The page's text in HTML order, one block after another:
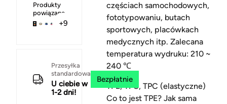
Produkty
powiązane
+9
Przesyłka
standardowa
U ciebie w
1-2 dni!
Bezpłatnie
częściach samochodowych,
fototypowaniu, butach
sportowych, placówkach
medycznych itp. Zalecana
temperatura wydruku: 210 ~
240 ℃
TPE, TPU, TPC (elastyczne)
Co to jest TPE? Jak sama